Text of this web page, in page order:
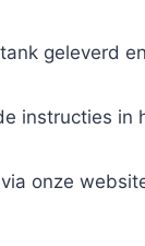
geleverd
instructies in
onze